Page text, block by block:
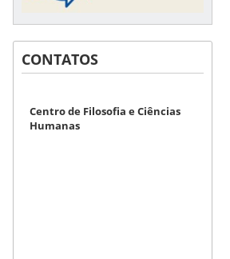
CONTATOS
Centro de Filosofia e Ciências
Humanas